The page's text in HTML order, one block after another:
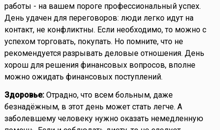
работы - на вашем пороге профессиональный успех.
День удачен для переговоров: люди легко идут на
контакт, не конфликтны. Если необходимо, то можно с
успехом торговать, покупать. Но помните, что не
рекомендуется разрывать деловые отношения. День
хорош для решения финансовых вопросов, вполне
можно ожидать финансовых поступлений.
Здоровье: Отрадно, что всем больным, даже
безнадёжным, в этот день может стать легче. А
заболевшему человеку нужно оказать немедленную